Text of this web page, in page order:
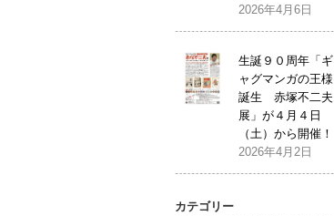
2026年4月6日
生誕９０周年「ギ
ャグマンガの王様
誕生 赤塚不二夫
展」が４月４日
（土）から開催！
2026年4月2日
カテゴリー